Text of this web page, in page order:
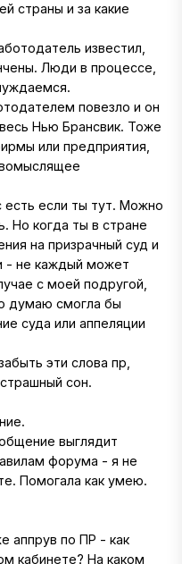
страны и за какие
известил,
Люди в процессе,
повезло и он
Нью Брансвик. Тоже
или предприятия,
есть если ты тут. Можно
Но когда ты в стране
на призрачный суд и
- не каждый может
с моей подругой,
думаю смогла бы
суда или аппеляции
эти слова пр,
сон.
выглядит
форума - я не
Помогала как умею.
аппрув по ПР - как
кабинете? На каком